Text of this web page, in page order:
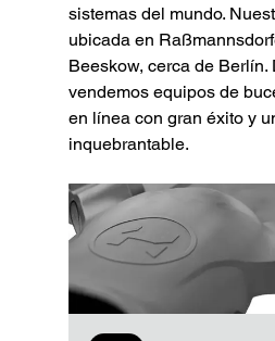
sistemas del mundo.
ubicada en
Beeskow, cerca de Berlín.
vendemos equipos de
en línea con gran éxito y
inquebrantable.